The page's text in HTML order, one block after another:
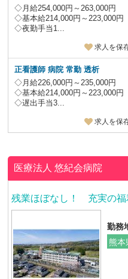
◇月給254,000円～263,000円
◇基本給214,000円～223,000円
◇夜勤手当1...
求人を保
正看護師 病院 常勤 透析
◇月給226,000円～235,000円
◇基本給214,000円～223,000円
◇遅出手当3...
求人を保
医療法人悠紀会病院
残業ほぼなし！ 充実の
勤務
熊本